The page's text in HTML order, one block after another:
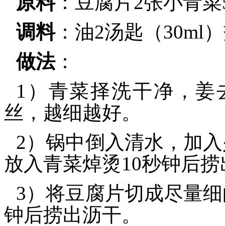
调料：油2汤匙（30ml
做法：
1）青菜择洗干净，
丝，越细越好。
2）锅中倒入清水，加
放入青菜焯烫10秒钟后
3）将豆腐片切成尽量
钟后捞出沥干。